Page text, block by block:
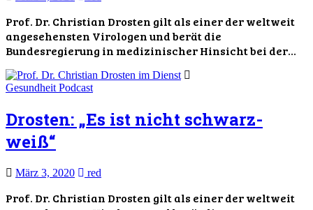
Prof. Dr. Christian Drosten gilt als einer der weltweit
angesehensten Virologen und berät die
Bundesregierung in medizinischer Hinsicht bei der…
GesundheitPodcast
Drosten: „Es ist nicht schwarz-
weiß“
März 3, 2020 red
Prof. Dr. Christian Drosten gilt als einer der weltweit